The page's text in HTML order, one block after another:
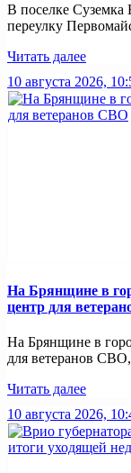
В поселке Суземка
переулку
Читать далее
10 августа 2026,
На Брянщине в
центр для
На Брянщине в
для ветеранов
Читать далее
10 августа 2026,